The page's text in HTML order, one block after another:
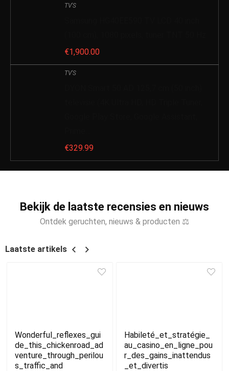
TV'S
€1,900.00
TV'S
€329.99
Bekijk de laatste recensies en nieuws
Ontdek geruchten, nieuws & producten ⚖
Laatste artikels
Wonderful_reflexes_gui
de_this_chickenroad_ad
venture_through_perilou
s_traffic_and
Habileté_et_stratégie_
au_casino_en_ligne_pou
r_des_gains_inattendus
_et_divertis